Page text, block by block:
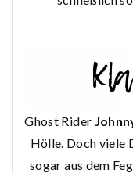
Ghost Rider
Hölle. Doch viele
sogar aus dem